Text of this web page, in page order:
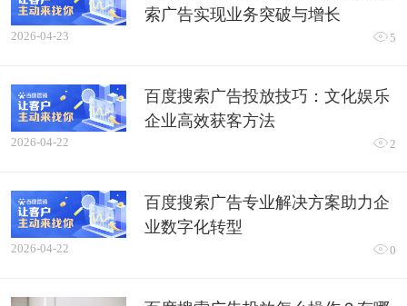
索广告实现业务突破与增长
2026-04-23  5
百度搜索广告投放技巧：文化娱乐
企业高效获客方法
2026-04-22 2
百度搜索广告专业解决方案助力企
业数字化转型
2026-04-22 0